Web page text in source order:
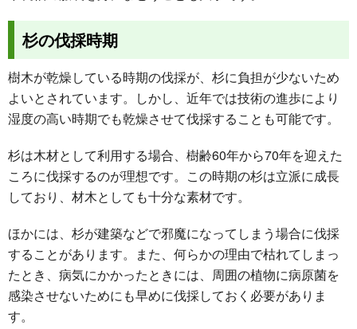
杉の伐採時期
樹木が乾燥している時期の伐採が、杉に負担が少ないため
よいとされています。しかし、近年では技術の進歩により
湿度の高い時期でも乾燥させて伐採することも可能です。
杉は木材として利用する場合、樹齢60年から70年を迎えた
ころに伐採するのが理想です。この時期の杉は立派に成長
しており、材木としても十分な素材です。
ほかには、杉が建築などで邪魔になってしまう場合に伐採
することがあります。また、何らかの理由で枯れてしまっ
たとき、病気にかかったときには、周囲の植物に病原菌を
感染させないためにも早めに伐採しておく必要がありま
す。